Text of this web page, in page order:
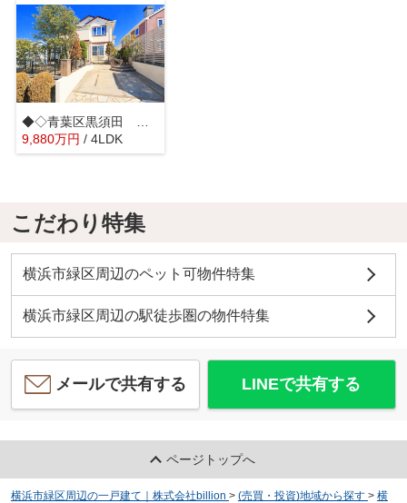
◆◇青葉区黒須田 中古戸建◇◆
9,880万円 / 4LDK
こだわり特集
横浜市緑区周辺のペット可物件特集
横浜市緑区周辺の駅徒歩圏の物件特集
メールで共有する LINEで共有する
ページトップへ
横浜市緑区周辺の一戸建て｜株式会社billion > (売買・投資)地域から探す > 横